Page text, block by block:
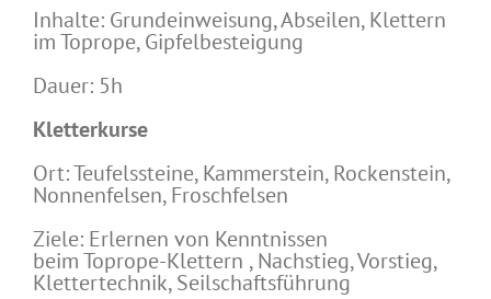
Inhalte: Grundeinweisung, Abseilen, Klettern
im Toprope, Gipfelbesteigung
Dauer: 5h
Kletterkurse
Ort: Teufelssteine, Kammerstein, Rockenstein,
Nonnenfelsen, Froschfelsen
Ziele: Erlernen von Kenntnissen
beim Toprope-Klettern , Nachstieg, Vorstieg,
Klettertechnik, Seilschaftsführung